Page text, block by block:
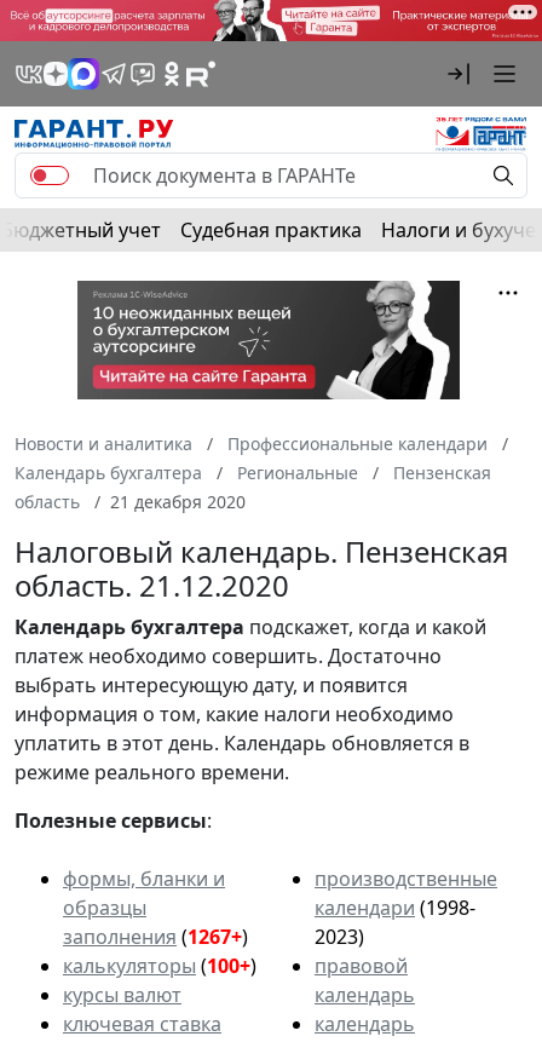
Бюджетный учет Судебная практика Налоги и
Новости и аналитика
Профессиональные календари
Календарь бухгалтера
Региональные
Пензенская
область
21 декабря 2020
Налоговый календарь. Пензенская
область. 21.12.2020
Календарьбухгалтера подскажет, когда и какой
платеж необходимо совершить. Достаточно
выбрать интересующую дату, и появится
информация о том, какие налоги необходимо
уплатить в этот день. Календарь обновляется в
режиме реального времени.
Полезные сервисы:
формы, бланки и
образцы
заполнения (1267+)
калькуляторы (100+)
курсы валют
ключевая ставка
производственные
календари (1998-
2023)
правовой
календарь
календарь